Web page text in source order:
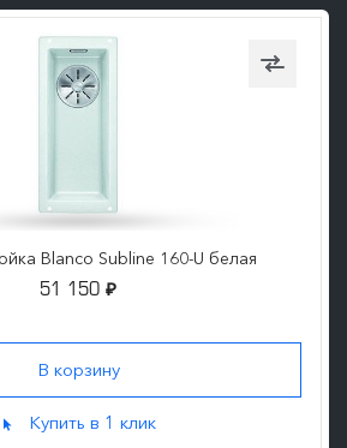
Blanco Subline 160-U белая
51 150 ₽
Купить в 1 клик